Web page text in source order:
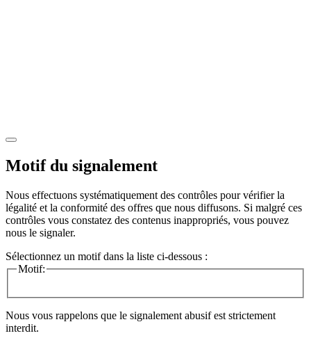
Motif du signalement
Nous effectuons systématiquement des contrôles pour vérifier la
légalité et la conformité des offres que nous diffusons. Si malgré ces
contrôles vous constatez des contenus inappropriés, vous pouvez
nous le signaler.
Sélectionnez un motif dans la liste ci-dessous :
Motif:
Nous vous rappelons que le signalement abusif est strictement
interdit.